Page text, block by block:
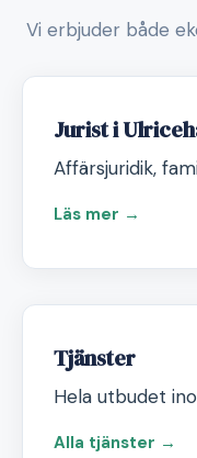
Vi erbjuder både
Jurist i
Affärsjuridik,
Läs mer →
Tjänster
Hela utbudet
Alla tjänster →